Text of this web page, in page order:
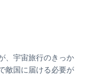
、宇宙旅行のきっか
敵国に届ける必要が